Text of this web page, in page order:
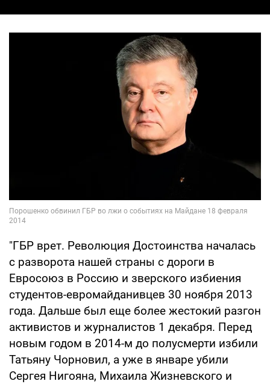
"ГБР врет. Революция Достоинства началась
с разворота нашей страны с дороги в
Евросоюз в Россию и зверского избиения
студентов-евромайданивцев 30 ноября 2013
года. Дальше был еще более жестокий разгон
активистов и журналистов 1 декабря. Перед
новым годом в 2014-м до полусмерти избили
Татьяну Чорновил, а уже в январе убили
Сергея Нигояна, Михаила Жизневского и